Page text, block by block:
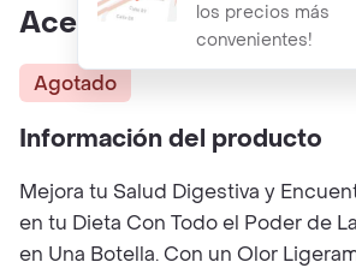
los precios más
convenientes!
Aceite Esencial De
Agotado
Información del producto
Mejora tu Salud Digestiva y
en tu Dieta Con Todo el Poder de
en Una Botella. Con un Olor